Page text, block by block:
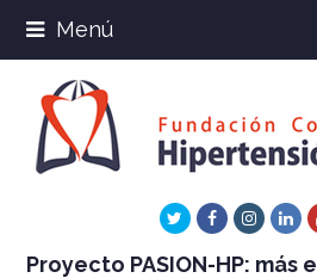
Menú
TwitterFacebook
Proyecto PASION-HP: más